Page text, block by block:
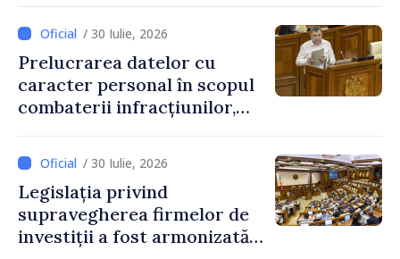
/ 30 Iulie, 2026
Prelucrarea datelor cu
caracter personal în scopul
combaterii infracțiunilor,
/ 30 Iulie, 2026
Legislația privind
supravegherea firmelor de
investiții a fost armonizată